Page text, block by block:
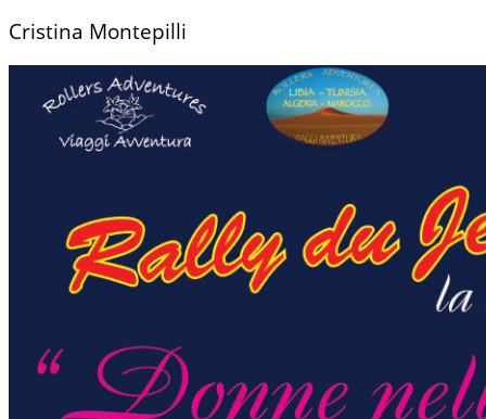
Cristina Montepilli